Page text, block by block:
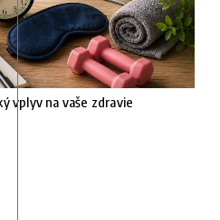
vplyv na vaše zdravie